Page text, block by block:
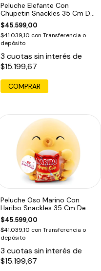
Peluche Elefante Con
Chupetin Snackles 35 Cm De
Zuru Azul Marino Chupachups
$45.599,00
$41.039,10 con Transferencia o
depósito
3 cuotas sin interés de
$15.199,67
Peluche Oso Marino Con
Haribo Snackles 35 Cm De
Zuru Amarillo Haribo
$45.599,00
$41.039,10 con Transferencia o
depósito
3 cuotas sin interés de
$15.199,67